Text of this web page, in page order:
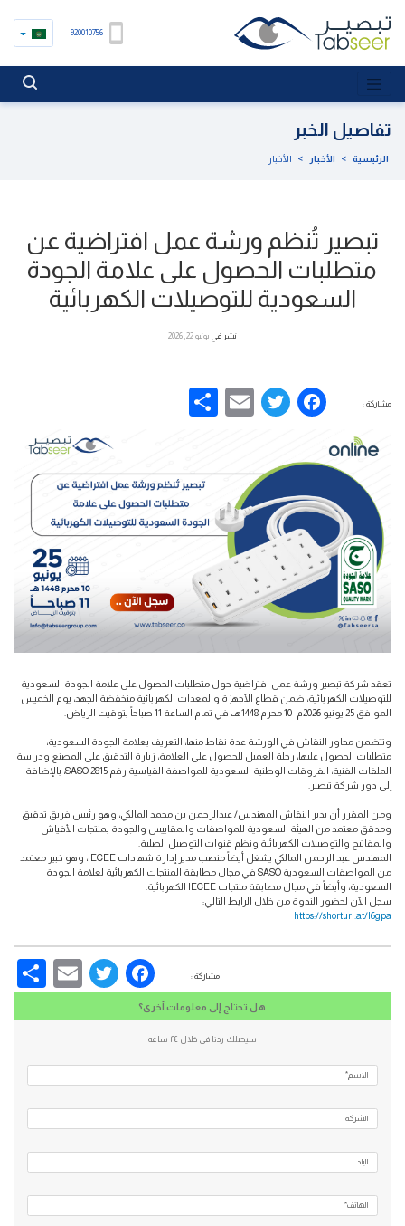
920010756
تفاصيل الخبر
الرئيسية > الأخبار > الأخبار
تبصير تُنظم ورشة عمل افتراضية عن
متطلبات الحصول على علامة الجودة
السعودية للتوصيلات الكهربائية
نشر في يونيو 22, 2026
مشاركة : Facebook
Twitter
Email
Share
تعقد شركة تبصير ورشة عمل افتراضية حول متطلبات الحصول على علامة الجودة السعودية
للتوصيلات الكهربائية، ضمن قطاع الأجهزة والمعدات الكهربائية منخفضة الجهد، يوم الخميس
الموافق 25 يونيو 2026م- 10 محرم 1448هـ، في تمام الساعة 11 صباحاً بتوقيت الرياض.
وتتضمن محاور النقاش في الورشة عدة نقاط منها، التعريف بعلامة الجودة السعودية،
متطلبات الحصول عليها، رحلة العميل للحصول على العلامة، زيارة التدقيق على المصنع ودراسة
الملفات الفنية، الفروقات الوطنية السعودية للمواصفة القياسية رقم SASO 2815، بالإضافة
إلى دور شركة تبصير.
ومن المقرر أن يدير النقاش المهندس/ عبدالرحمن بن محمد المالكي، وهو رئيس فريق تدقيق
ومدقق معتمد من الهيئة السعودية للمواصفات والمقاييس والجودة بمنتجات الأفياش
والمفاتيح والتوصيلات الكهربائية ونظم قنوات التوصيل الصلبة.
المهندس عبد الرحمن المالكي يشغل أيضاً منصب مدير إدارة شهادات IECEE، وهو خبير معتمد
من المواصفات السعودية SASO في مجال مطابقة المنتجات الكهربائية لعلامة الجودة
السعودية، وأيضاً في مجال مطابقة منتجات IECEE الكهربائية.
سجل الآن لحضور الندوة من خلال الرابط التالي:
https://shorturl.at/I6gpa
مشاركة : Facebook
Twitter
هل تحتاج إلى معلومات أخرى؟
سيصلك ردنا فى خلال ٢٤ ساعه
الاسم*
الشركه
الهاتف*